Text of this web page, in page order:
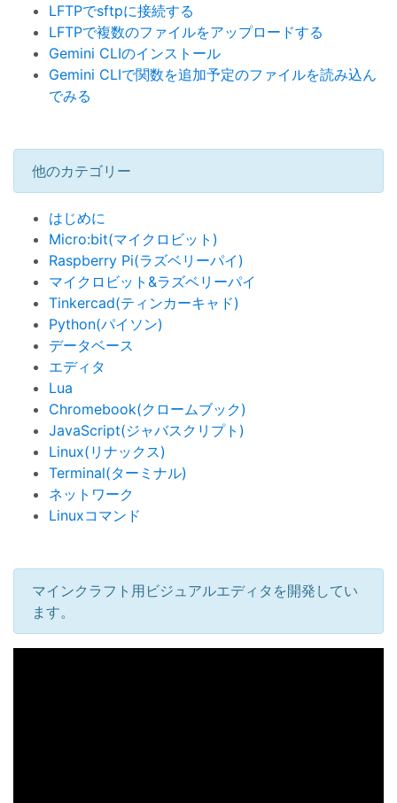
LFTPでsftpに接続する
LFTPで複数のファイルをアップロードする
Gemini CLIのインストール
Gemini CLIで関数を追加予定のファイルを読み込ん
でみる
他のカテゴリー
はじめに
Micro:bit(マイクロビット)
Raspberry Pi(ラズベリーパイ)
マイクロビット&ラズベリーパイ
Tinkercad(ティンカーキャド)
Python(パイソン)
データベース
エディタ
Lua
Chromebook(クロームブック)
JavaScript(ジャバスクリプト)
Linux(リナックス)
Terminal(ターミナル)
ネットワーク
Linuxコマンド
マインクラフト用ビジュアルエディタを開発してい
ます。